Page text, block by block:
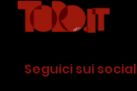
Seguici sui social